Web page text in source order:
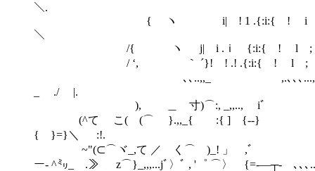
＼.
{ ヽ i| ! 1 .{:i:{ ! i '; , / j ﾊ ,'
＼
/{ ヽ j| i .ｉ {:i:{ ! l ; ; '､ ﾉ ﾊ ;
/ ‘, ｀ ´}! ! .! .{:i:{ ! l ; , ヽ , '
､､..,,_ ,.､､､...,,,
_ ./ |.
), ＿ 寸)⌒:, _,,.., iﾞ ￣
(^て こ( (⌒ }.,,_{ :{ ]
{ }=}＼ :!.
~"(⊂⌒ヾ_,て ／ く⌒ )_! 」 ,ﾞ 彼ら
ー- ^㍉_ .≫ z⌒}_,,,...jﾞ〉ﾞ , '゜ ⌒〉 {=-